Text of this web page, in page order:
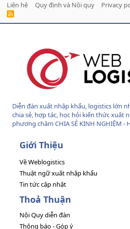
Liên hệ
Quy định và Nội quy Privacy
R
Diễn đàn xuất nhập khẩu, logistics lớn
chia sẻ, hợp tác, học hỏi kiến thức xuất
phương châm CHIA SẺ KINH NGHIỆM -
Giới Thiệu
Về Weblogistics
Thuật ngữ xuất nhập khẩu
Tin tức cập nhật
Thoả Thuận
Nội Quy diễn đàn
Thông báo - Góp ý